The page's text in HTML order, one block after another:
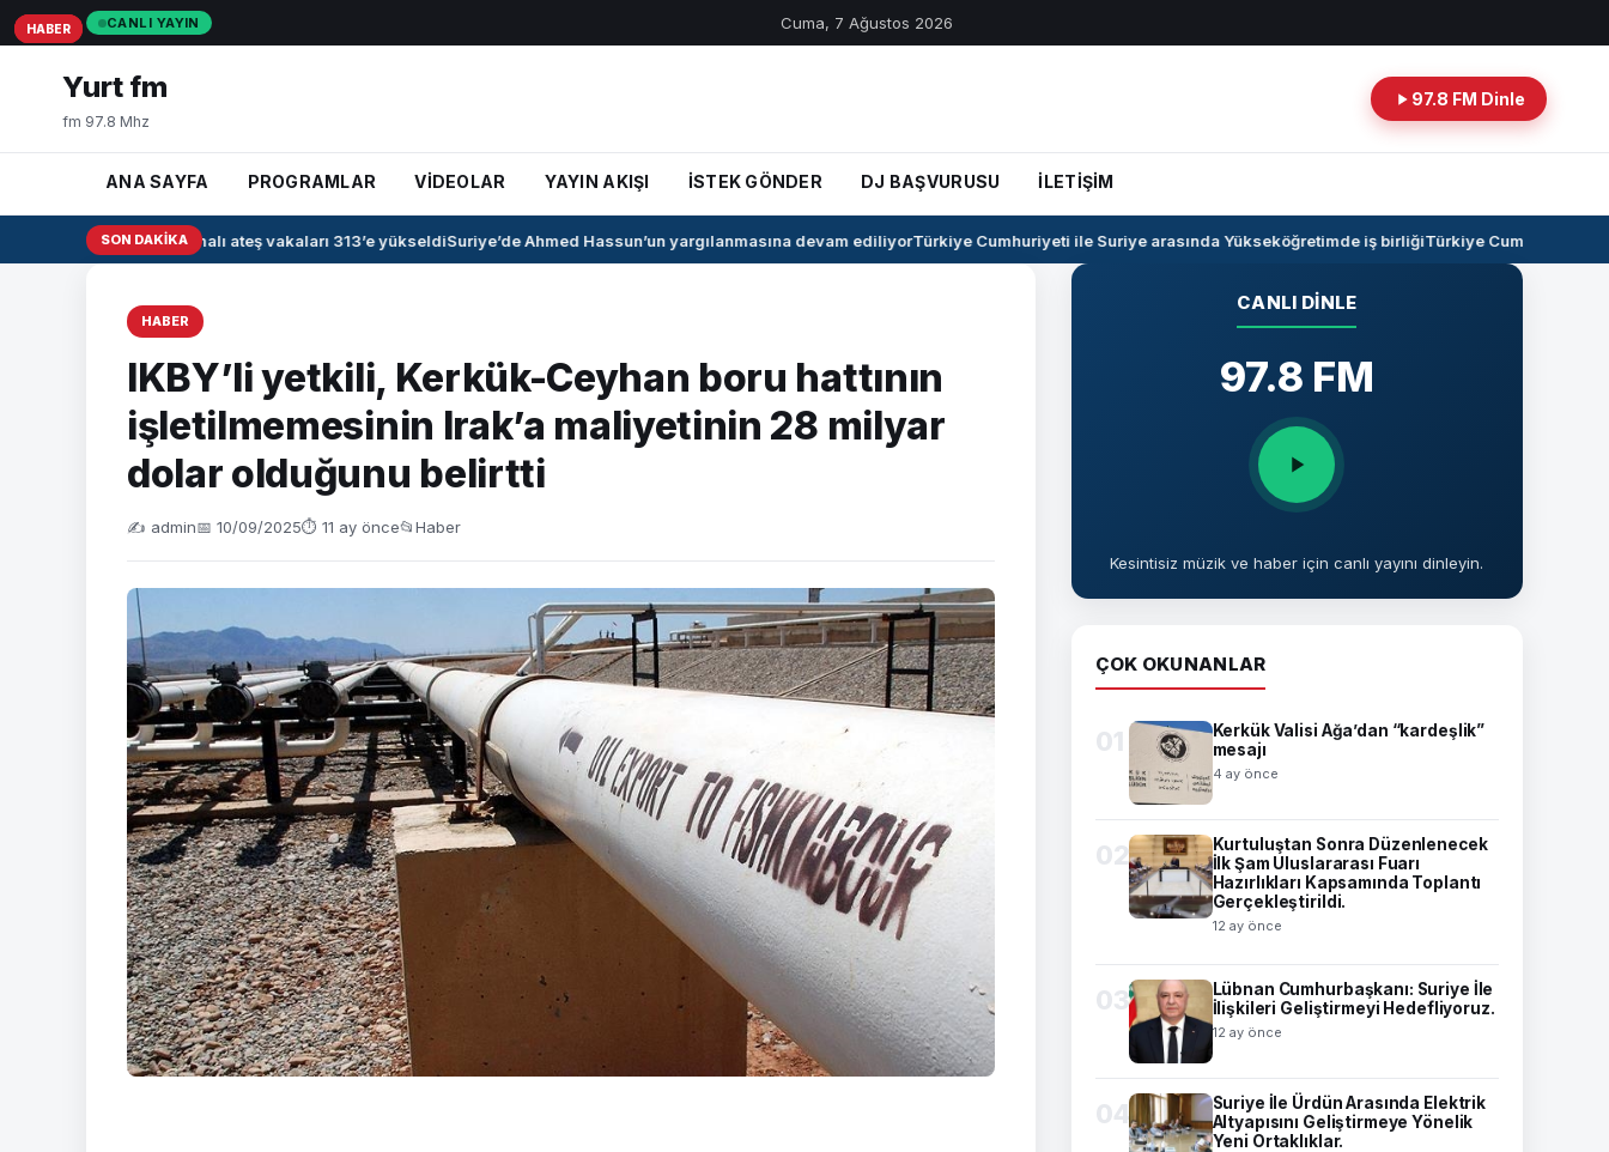
CANLI YAYIN Cuma, 7 Ağustos 2026
Yurt fm
fm 97.8 Mhz
97.8 FM Dinle
ANA SAYFA PROGRAMLAR VİDEOLAR YAYIN AKIŞI İSTEK GÖNDER DJ BAŞVURUSU İLETİŞİM
SON DAKIKA
Irak’ta kanamalı ateş vakaları 313’e yükseldiSuriye’de Ahmed Hassun’un yargılanmasına devam ediliyorTürkiye Cumhuriyeti ile Suriye arasında Yükseköğretimde iş birliğiTürkiye Cumhuriyeti -
HABER
IKBY’li yetkili, Kerkük-Ceyhan boru hattının
işletilmemesinin Irak’a maliyetinin 28 milyar
dolar olduğunu belirtti
✍️ admin📅 10/09/2025⏱ 11 ay önce📂Haber
HABER
HABER
HABER
CANLI DINLE
97.8 FM
Kesintisiz müzik ve haber için canlı yayını dinleyin.
ÇOK OKUNANLAR
01
Kerkük Valisi Ağa’dan “kardeşlik”
mesajı
4 ay önce
02
Kurtuluştan Sonra Düzenlenecek
İlk Şam Uluslararası Fuarı
Hazırlıkları Kapsamında Toplantı
Gerçekleştirildi.
12 ay önce
03
Lübnan Cumhurbaşkanı: Suriye İle
İlişkileri Geliştirmeyi Hedefliyoruz.
12 ay önce
04
Suriye İle Ürdün Arasında Elektrik
Altyapısını Geliştirmeye Yönelik
Yeni Ortaklıklar.